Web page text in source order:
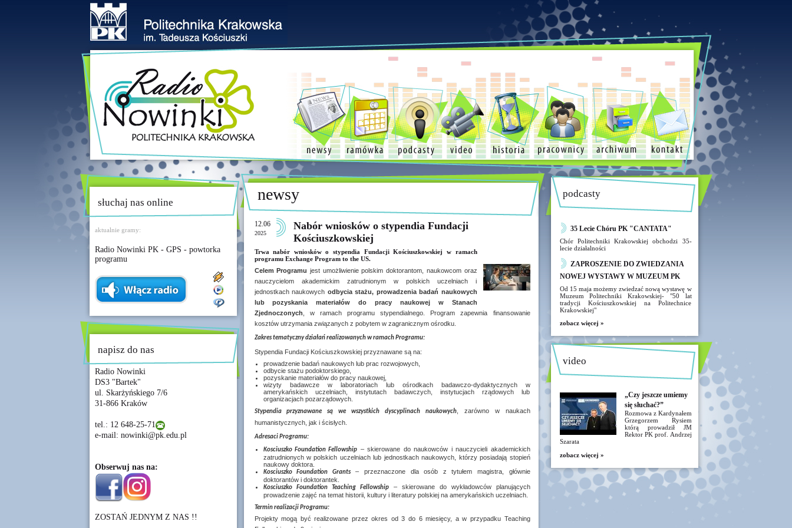
słuchaj nas online
aktualnie gramy:
Radio Nowinki PK - GPS - powtorka
programu
napisz do nas
Radio Nowinki
DS3 "Bartek"
ul. Skarżyńskiego 7/6
31-866 Kraków
tel.: 12 648-25-71
e-mail: nowinki@pk.edu.pl
Obserwuj nas na:
ZOSTAŃ JEDNYM Z NAS !!
newsy
12.06
2025
Nabór wniosków o stypendia Fundacji
Kościuszkowskiej
Trwa nabór wniosków o stypendia Fundacji Kościuszkowskiej w ramach
programu Exchange Program to the US.
Celem Programu jest umożliwienie polskim doktorantom, naukowcom oraz
nauczycielom akademickim zatrudnionym w polskich uczelniach i
jednostkach naukowych odbycia stażu, prowadzenia badań naukowych
lub pozyskania materiałów do pracy naukowej w Stanach
Zjednoczonych , w ramach programu stypendialnego. Program zapewnia finansowanie
kosztów utrzymania związanych z pobytem w zagranicznym ośrodku.
Zakres tematyczny działań realizowanych w ramach Programu:
Stypendia Fundacji Kościuszkowskiej przyznawane są na:
prowadzenie badań naukowych lub prac rozwojowych,
odbycie stażu podoktorskiego,
pozyskanie materiałów do pracy naukowej,
wizyty badawcze w laboratoriach lub ośrodkach badawczo-dydaktycznych w
amerykańskich uczelniach, instytutach badawczych, instytucjach rządowych lub
organizacjach pozarządowych.
Stypendia przyznawane są we wszystkich dyscyplinach naukowych, zarówno w naukach
humanistycznych, jak i ścisłych.
Adresaci Programu:
Kosciuszko Foundation Fellowship – skierowane do naukowców i nauczycieli akademickich
zatrudnionych w polskich uczelniach lub jednostkach naukowych, którzy posiadają stopień
naukowy doktora.
Kosciuszko Foundation Grants– przeznaczone dla osób z tytułem magistra, głównie
doktorantów i doktorantek.
Kosciuszko Foundation Teaching Fellowship– skierowane do wykładowców planujących
prowadzenie zajęć na temat historii, kultury i literatury polskiej na amerykańskich uczelniach.
Termin realizacji Programu:
Projekty mogą być realizowane przez okres od 3 do 6 miesięcy, a w przypadku Teaching
podcasty
35 Lecie Chóru PK "CANTATA"
Chór Politechniki Krakowskiej obchodzi 35-
lecie działalności
ZAPROSZENIE DO ZWIEDZANIA
NOWEJ WYSTAWY W MUZEUM PK
Od 15 maja możemy zwiedzać nową wystawę w
Muzeum Politechniki Krakowskiej- "50 lat
tradycji Kościuszkowskiej na Politechnice
Krakowskiej"
zobacz więcej »
video
„Czy jeszcze umiemy
się słuchać?”
Rozmowa z Kardynałem
Grzegorzem Rysiem
którą prowadził JM
Rektor PK prof. Andrzej
Szarata
zobacz więcej »